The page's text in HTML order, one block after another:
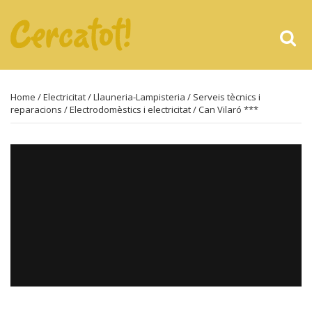
Home /Electricitat/Llauneria-Lampisteria / Serveis tècnics i
reparacions /Electrodomèstics i electricitat/ Can Vilaró ***